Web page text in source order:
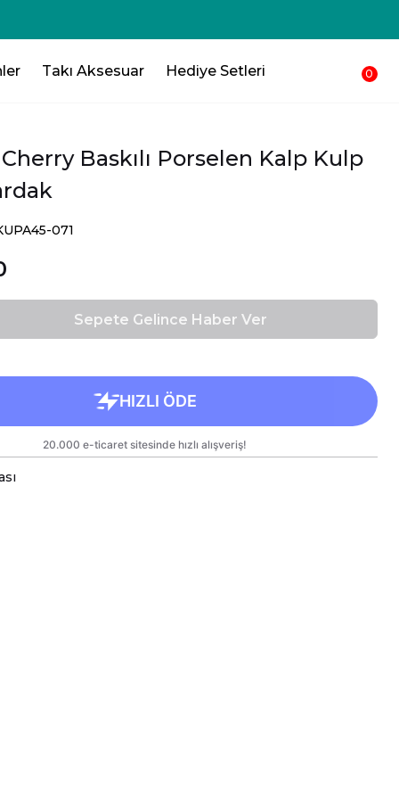
💸 Sepetinden düşsün !!!💸
Takı Aksesuar Hediye Setleri 0
Baskılı Porselen Kalp Kulp
071
Sepete Gelince Haber Ver